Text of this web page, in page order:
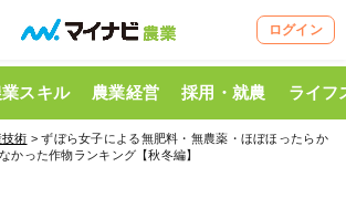
ログイン
業スキル 農業経営 採用・就農 ライフ
術 > ずぼら女子による無肥料・無農薬・ほぼほったらか
かった作物ランキング【秋冬編】